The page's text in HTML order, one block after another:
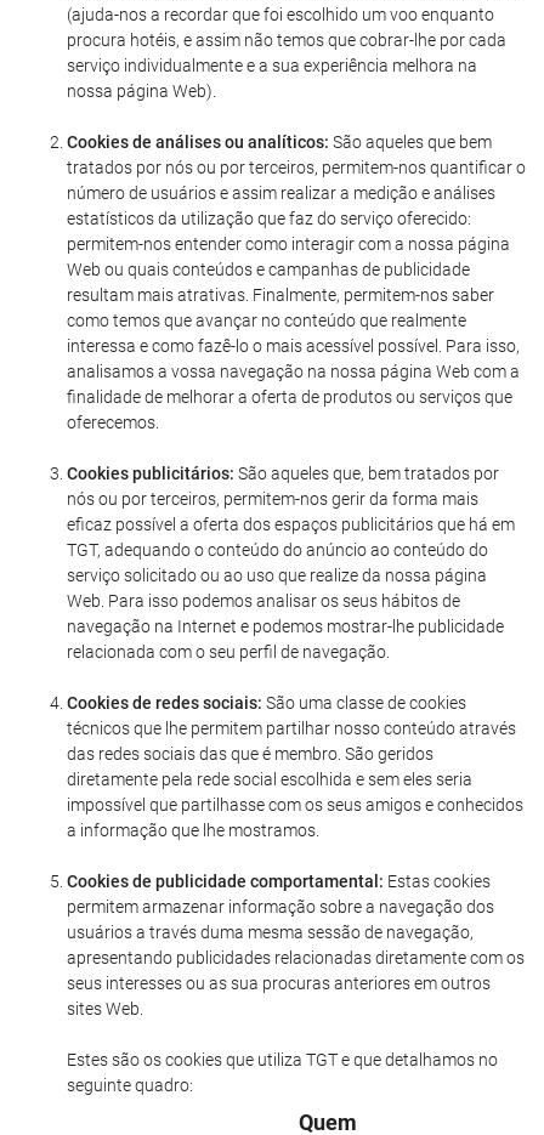
(ajuda-nos a recordar que foi escolhido um voo enquanto
procura hotéis, e assim não temos que cobrar-lhe por cada
serviço individualmente e a sua experiência melhora na
nossa página Web).
Cookies de análises ou analíticos: São aqueles que bem
tratados por nós ou por terceiros, permitem-nos quantificar o
número de usuários e assim realizar a medição e análises
estatísticos da utilização que faz do serviço oferecido:
permitem-nos entender como interagir com a nossa página
Web ou quais conteúdos e campanhas de publicidade
resultam mais atrativas. Finalmente, permitem-nos saber
como temos que avançar no conteúdo que realmente
interessa e como fazê-lo o mais acessível possível. Para isso,
analisamos a vossa navegação na nossa página Web com a
finalidade de melhorar a oferta de produtos ou serviços que
oferecemos.
Cookies publicitários: São aqueles que, bem tratados por
nós ou por terceiros, permitem-nos gerir da forma mais
eficaz possível a oferta dos espaços publicitários que há em
TGT, adequando o conteúdo do anúncio ao conteúdo do
serviço solicitado ou ao uso que realize da nossa página
Web. Para isso podemos analisar os seus hábitos de
navegação na Internet e podemos mostrar-lhe publicidade
relacionada com o seu perfil de navegação.
Cookies de redes sociais: São uma classe de cookies
técnicos que lhe permitem partilhar nosso conteúdo através
das redes sociais das que é membro. São geridos
diretamente pela rede social escolhida e sem eles seria
impossível que partilhasse com os seus amigos e conhecidos
a informação que lhe mostramos.
Cookies de publicidade comportamental: Estas cookies
permitem armazenar informação sobre a navegação dos
usuários a través duma mesma sessão de navegação,
apresentando publicidades relacionadas diretamente com os
seus interesses ou as sua procuras anteriores em outros
sites Web.
Estes são os cookies que utiliza TGT e que detalhamos no
seguinte quadro:
Quem